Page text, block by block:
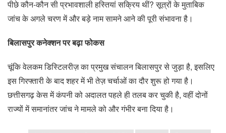
पीछे कौन-कौन सी प्रभावशाली हस्तियां सक्रिय थीं? सूत्रों के मुताबिक
जांच के अगले चरण में और बड़े नाम सामने आने की पूरी संभावना है।
बिलासपुर कनेक्शन पर बढ़ा फोकस
चूंकि वेलकम डिस्टिलरीज़ का प्रमुख संचालन बिलासपुर से जुड़ा है, इसलिए
इस गिरफ्तारी के बाद शहर में भी तेज़ चर्चाओं का दौर शुरू हो गया है।
छत्तीसगढ़ केस में कंपनी को अदालत पहले ही तलब कर चुकी है, वहीं दोनों
राज्यों में समानांतर जांच ने मामले को और गंभीर बना दिया है।